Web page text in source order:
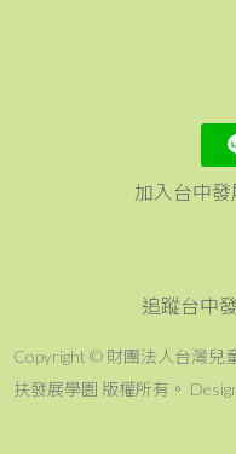
加入台中
追蹤台中
Copyright © 財團法人台灣兒
扶發展學園 版權所有。